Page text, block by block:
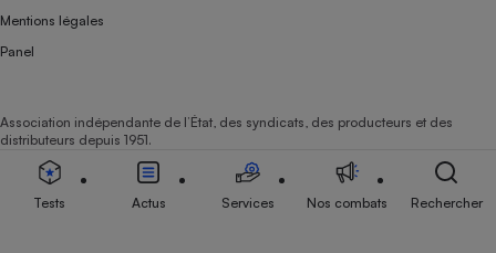
Mentions légales
Panel
Association indépendante de l’État, des syndicats, des producteurs et des
distributeurs depuis 1951.
Tests Actus Services Nos combats Rechercher